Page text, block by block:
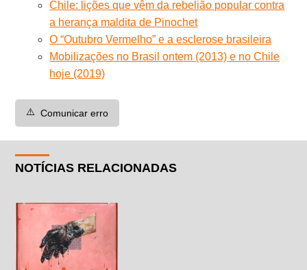
Chile: lições que vêm da rebelião popular contra
a herança maldita de Pinochet
O “Outubro Vermelho” e a esclerose brasileira
Mobilizações no Brasil ontem (2013) e no Chile
hoje (2019)
⚠️ Comunicar erro
NOTÍCIAS RELACIONADAS